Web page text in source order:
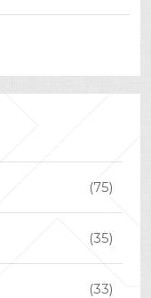
(75)
(35)
(33)